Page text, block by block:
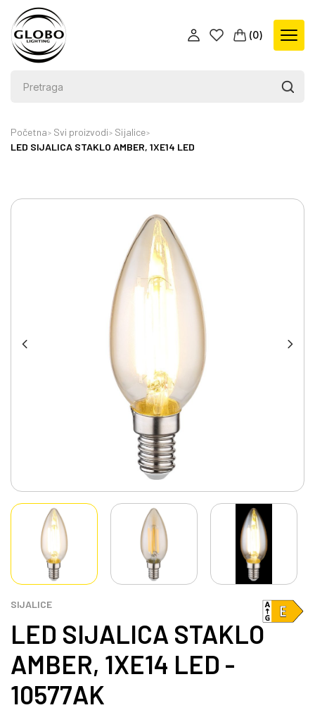
(0)
Početna Svi proizvodi
Sijalice
LED SIJALICA STAKLO AMBER, 1XE14 LED
SIJALICE
LED SIJALICA STAKLO
AMBER, 1XE14 LED -
10577AK